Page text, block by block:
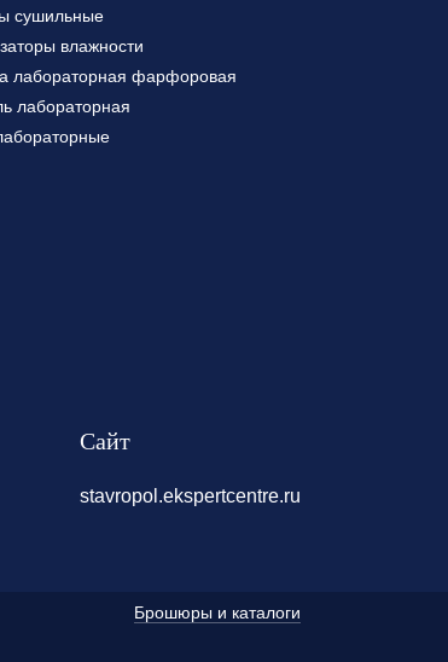
сушильные
влажности
лабораторная фарфоровая
лабораторная
Сайт
stavropol.ekspertcentre.ru
Брошюры и каталоги